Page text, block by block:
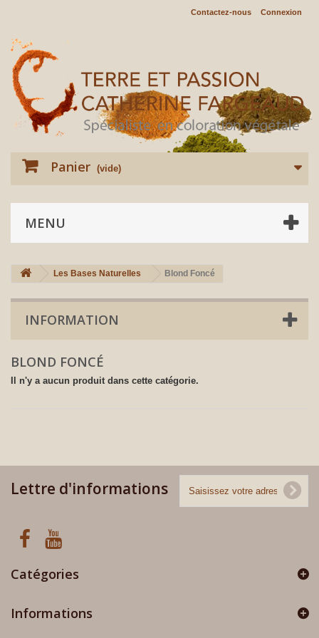
Connexion
Contactez-nous
Panier (vide)
MENU
Les Bases Naturelles Blond Foncé
INFORMATION
BLOND FONCÉ
Il n'y a aucun produit dans cette catégorie.
Lettre d'informations
Catégories
Informations